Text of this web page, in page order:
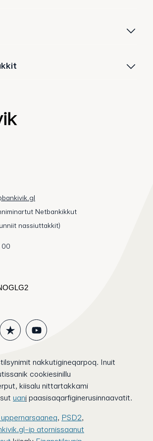
Netbankikkut
nassiuttakkit)
00
nakkutigineqarpoq. Inuit
cookiesinillu
kiisalu nittartakkami
uani paasisaqarfiginerusinnaavatit.
, PSD2,
ip atornissaanut